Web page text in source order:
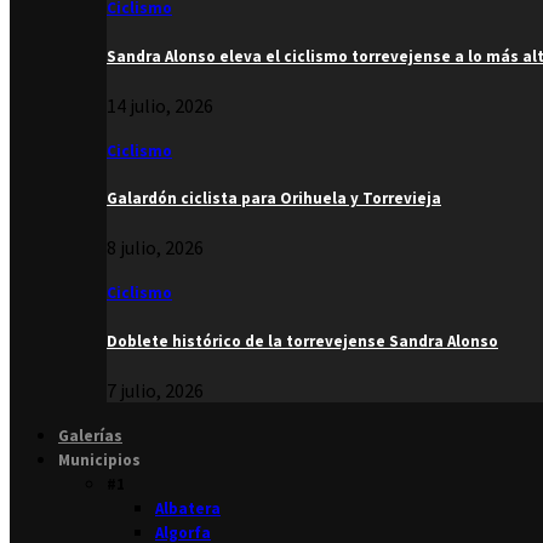
Ciclismo
Sandra Alonso eleva el ciclismo torrevejense a lo más
14 julio, 2026
Ciclismo
Galardón ciclista para Orihuela y Torrevieja
8 julio, 2026
Ciclismo
Doblete histórico de la torrevejense Sandra Alonso
7 julio, 2026
Galerías
Municipios
Albatera
Algorfa